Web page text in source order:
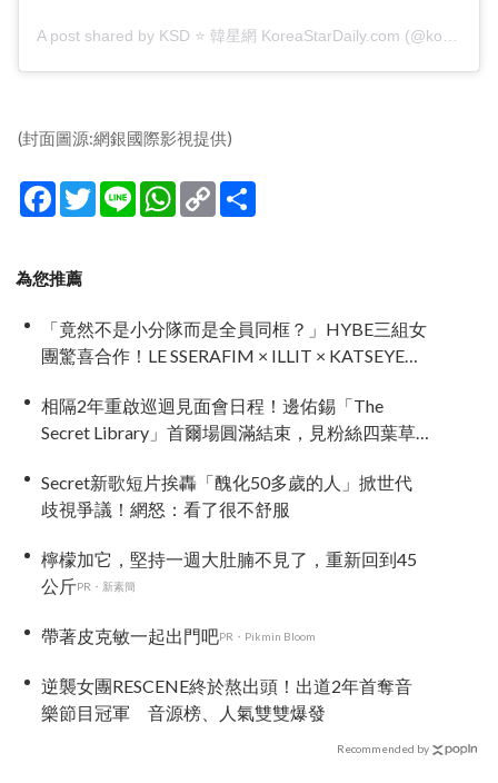
(封面圖源:網銀國際影視提供)
Facebook
TwitterLine WhatsApp
Copy
Link
為您推薦
「竟然不是小分隊而是全員同框？」HYBE三組女
團驚喜合作！LE SSERAFIM × ILLIT × KATSEYE合
相隔2年重啟巡迴見面會日程！邊佑錫「The
Secret Library」首爾場圓滿結束，見粉絲四葉草
Secret新歌短片挨轟「醜化50多歲的人」掀世代
歧視爭議！網怒：看了很不舒服
檸檬加它，堅持一週大肚腩不見了，重新回到45
公斤PR・新素簡
帶著皮克敏一起出門吧PR・Pikmin Bloom
逆襲女團RESCENE終於熬出頭！出道2年首奪音
樂節目冠軍 音源榜、人氣雙雙爆發
Recommended by